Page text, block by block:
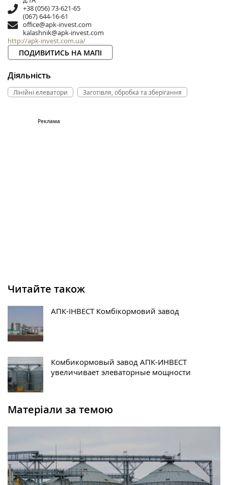
+38 (056) 73-621-65
(067) 644-16-61
office@apk-invest.com
kalashnik@apk-invest.com
http://apk-invest.com.ua/
ПОДИВИТИСЬ НА МАПІ
Діяльність
Лінійні елеватори Заготівля, обробка та зберігання
Читайте також
АПК-ІНВЕСТ Комбікормовий завод
Комбикормовый завод АПК-ИНВЕСТ
увеличивает элеваторные мощности
Матеріали за темою